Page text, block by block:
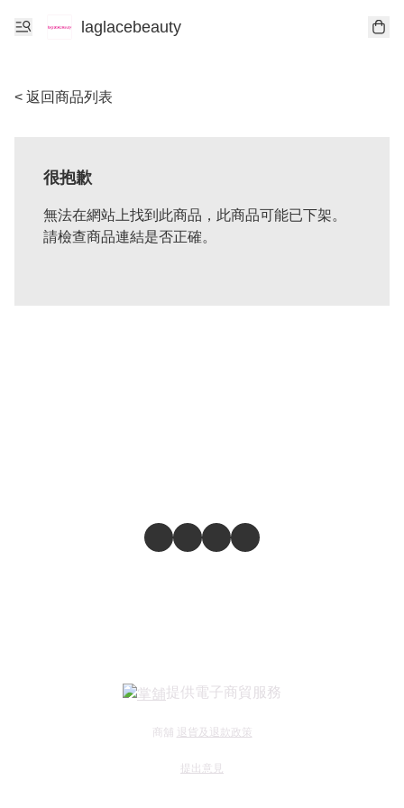
laglacebeauty
< 返回商品列表
很抱歉
無法在網站上找到此商品，此商品可能已下架。
請檢查商品連結是否正確。
提供電子商貿服務
商舖 退貨及退款政策
提出意見